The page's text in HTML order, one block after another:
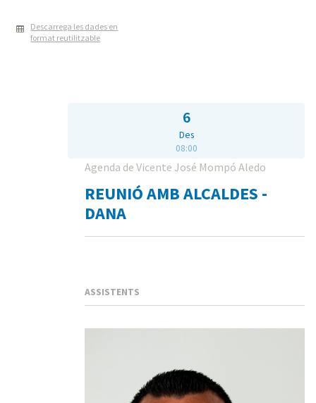
Descarrega les dades en
format reutilitzable
6
Des
08:00
Agenda de Vicente José Mompó Aledo
REUNIÓ AMB ALCALDES -
DANA
ASSISTENTS